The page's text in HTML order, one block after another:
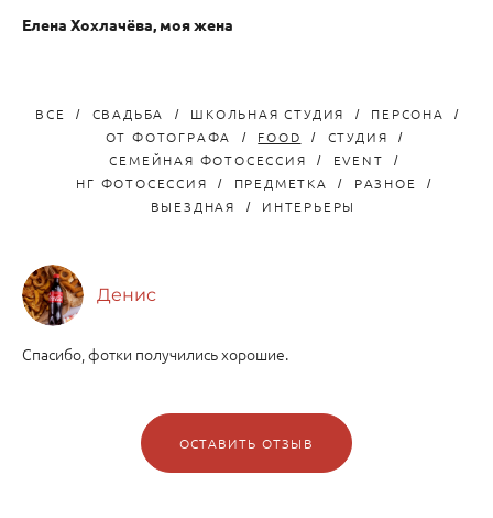
Елена Хохлачёва, моя жена
ВСЕ СВАДЬБА ШКОЛЬНАЯ СТУДИЯ
ПЕРСОНА
ОТ ФОТОГРАФА
FOOD
СТУДИЯ
СЕМЕЙНАЯ ФОТОСЕССИЯ
EVENT
НГ ФОТОСЕССИЯ
ПРЕДМЕТКА
РАЗНОЕ
ВЫЕЗДНАЯ
ИНТЕРЬЕРЫ
Денис
Спасибо, фотки получились хорошие.
ОСТАВИТЬ ОТЗЫВ